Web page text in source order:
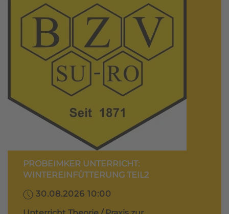
PROBEIMKER UNTERRICHT:
WINTEREINFÜTTERUNG TEIL2
30.08.2026 10:00